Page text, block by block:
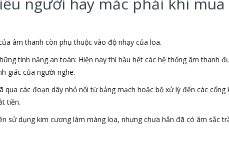
âm thanh còn phụ thuộc vào độ nhạy của loa.
tính năng an toàn: Hiện nay thì hầu hết các hệ thống âm
giác của người nghe.
qua các đoạn dây nhỏ nối từ bảng mạch hoặc bộ xử lý đến các
tiền.
sử dụng kim cương làm màng loa, nhưng chưa hẳn đã có âm sắc